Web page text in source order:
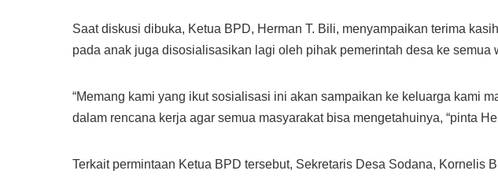
Saat diskusi dibuka, Ketua BPD, Herman T. Bili, menyampaikan terima
pada anak juga disosialisasikan lagi oleh pihak pemerintah desa ke
“Memang kami yang ikut sosialisasi ini akan sampaikan ke keluarga kami
dalam rencana kerja agar semua masyarakat bisa mengetahuinya, “pinta
Terkait permintaan Ketua BPD tersebut, Sekretaris Desa Sodana,